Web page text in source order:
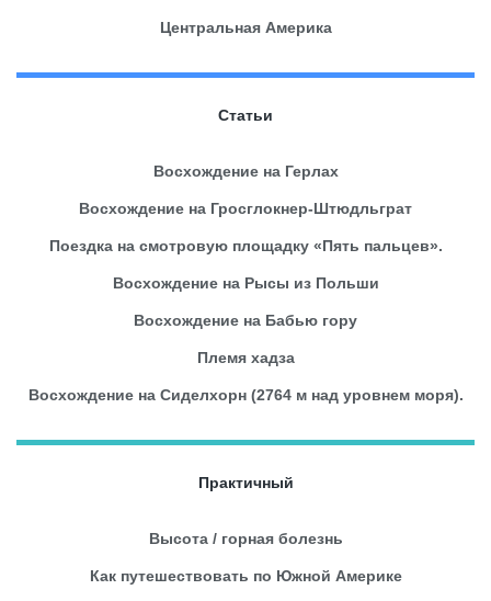
Центральная Америка
Статьи
Восхождение на Герлах
Восхождение на Гросглокнер-Штюдльграт
Поездка на смотровую площадку «Пять пальцев».
Восхождение на Рысы из Польши
Восхождение на Бабью гору
Племя хадза
Восхождение на Сиделхорн (2764 м над уровнем моря).
Практичный
Высота / горная болезнь
Как путешествовать по Южной Америке